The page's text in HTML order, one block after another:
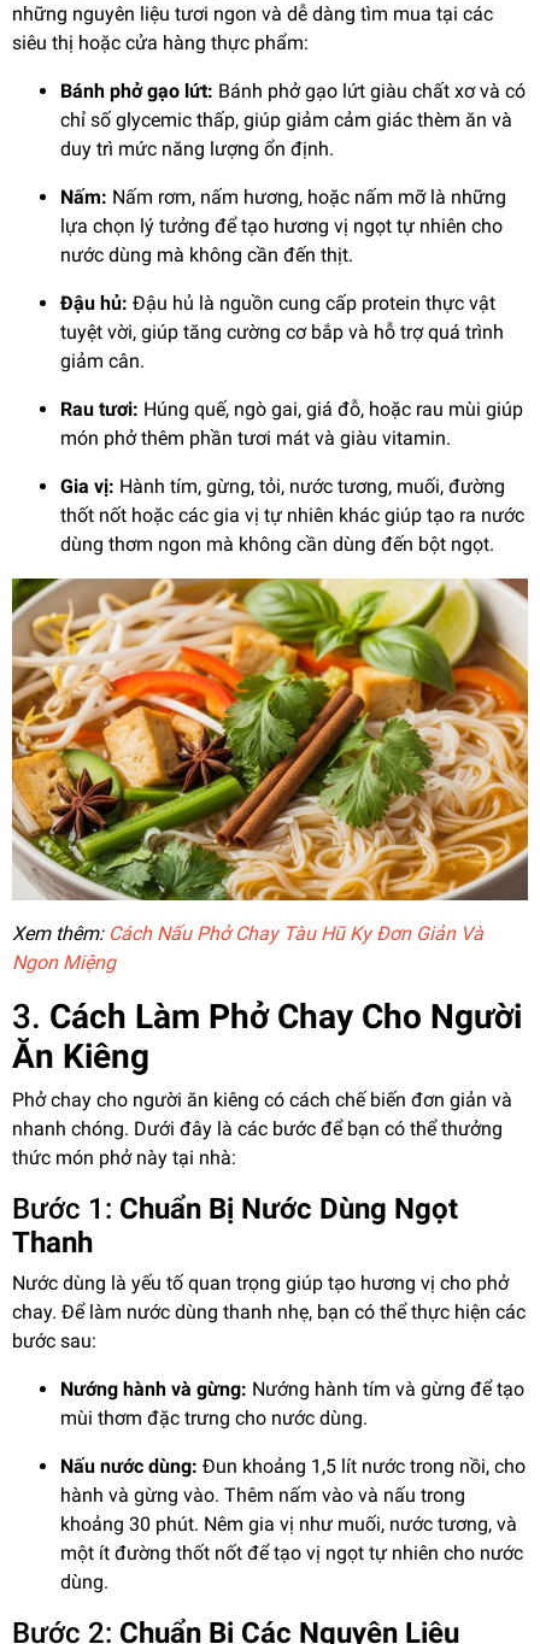
những nguyên liệu tươi ngon và dễ dàng tìm mua tại các
siêu thị hoặc cửa hàng thực phẩm:
Bánh phở gạo lứt: Bánh phở gạo lứt giàu chất xơ và có
chỉ số glycemic thấp, giúp giảm cảm giác thèm ăn và
duy trì mức năng lượng ổn định.
Nấm: Nấm rơm, nấm hương, hoặc nấm mỡ là những
lựa chọn lý tưởng để tạo hương vị ngọt tự nhiên cho
nước dùng mà không cần đến thịt.
Đậu hủ: Đậu hủ là nguồn cung cấp protein thực vật
tuyệt vời, giúp tăng cường cơ bắp và hỗ trợ quá trình
giảm cân.
Rau tươi: Húng quế, ngò gai, giá đỗ, hoặc rau mùi giúp
món phở thêm phần tươi mát và giàu vitamin.
Gia vị: Hành tím, gừng, tỏi, nước tương, muối, đường
thốt nốt hoặc các gia vị tự nhiên khác giúp tạo ra nước
dùng thơm ngon mà không cần dùng đến bột ngọt.
Xem thêm: Cách Nấu Phở Chay Tàu Hũ Ky Đơn Giản Và
Ngon Miệng
3. Cách Làm Phở Chay Cho Người
Ăn Kiêng
Phở chay cho người ăn kiêng có cách chế biến đơn giản và
nhanh chóng. Dưới đây là các bước để bạn có thể thưởng
thức món phở này tại nhà:
Bước 1: Chuẩn Bị Nước Dùng Ngọt
Thanh
Nước dùng là yếu tố quan trọng giúp tạo hương vị cho phở
chay. Để làm nước dùng thanh nhẹ, bạn có thể thực hiện các
bước sau:
Nướng hành và gừng: Nướng hành tím và gừng để tạo
mùi thơm đặc trưng cho nước dùng.
Nấu nước dùng: Đun khoảng 1,5 lít nước trong nồi, cho
hành và gừng vào. Thêm nấm vào và nấu trong
khoảng 30 phút. Nêm gia vị như muối, nước tương, và
một ít đường thốt nốt để tạo vị ngọt tự nhiên cho nước
dùng.
Bước 2: Chuẩn Bị Các Nguyên Liệu